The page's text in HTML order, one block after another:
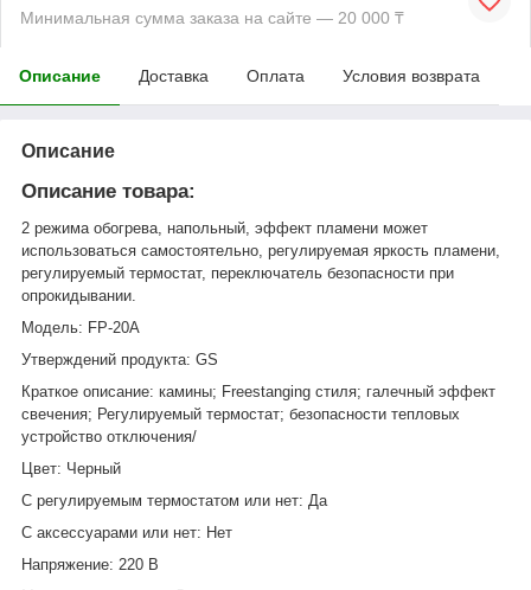
Минимальная сумма заказа на сайте — 20 000 ₸
Описание Доставка Оплата Условия возврата
Описание
Описание товара:
2 режима обогрева, напольный, эффект пламени может
использоваться самостоятельно, регулируемая яркость пламени,
регулируемый термостат, переключатель безопасности при
опрокидывании.
Модель: FP-20A
Утверждений продукта: GS
Краткое описание: камины; Freestanging стиля; галечный эффект
свечения; Регулируемый термостат; безопасности тепловых
устройство отключения/
Цвет: Черный
С регулируемым термостатом или нет: Да
С аксессуарами или нет: Нет
Напряжение: 220 В